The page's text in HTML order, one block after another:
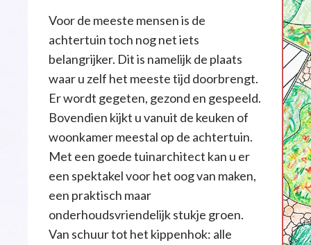
Voor de meeste mensen is de
achtertuin toch nog net iets
belangrijker. Dit is namelijk de plaats
waar u zelf het meeste tijd doorbrengt.
Er wordt gegeten, gezond en gespeeld.
Bovendien kijkt u vanuit de keuken of
woonkamer meestal op de achtertuin.
Met een goede tuinarchitect kan u er
een spektakel voor het oog van maken,
een praktisch maar
onderhoudsvriendelijk stukje groen.
Van schuur tot het kippenhok: alle